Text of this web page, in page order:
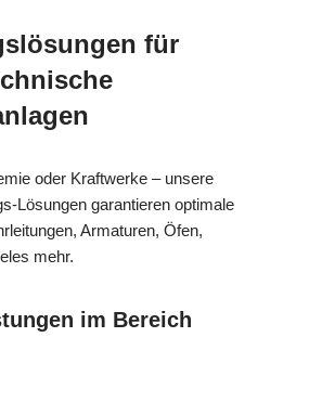
für
oder Kraftwerke – unsere
Lösungen garantieren optimale
Armaturen, Öfen,
mehr.
im Bereich